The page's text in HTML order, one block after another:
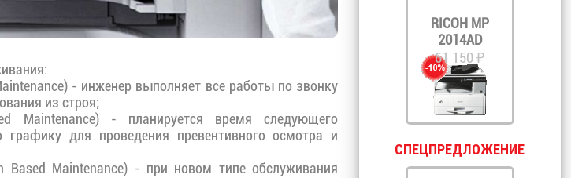
- инженер выполняет все работы по звонку
из строя;
Maintenance) - планируется время следующего
для проведения превентивного осмотра и
Based Maintenance) - при новом типе обслуживания
RICOH MP
2014AD
61 150 ₽
СПЕЦПРЕДЛОЖЕНИЕ